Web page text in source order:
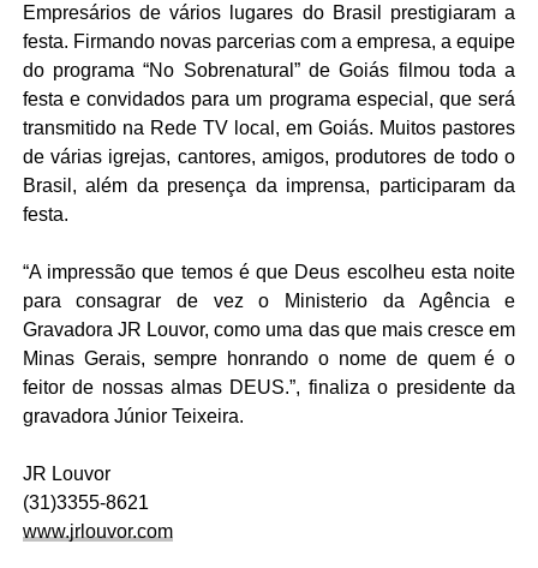
Empresários de vários lugares do Brasil prestigiaram a
festa. Firmando novas parcerias com a empresa, a equipe
do programa “No Sobrenatural” de Goiás filmou toda a
festa e convidados para um programa especial, que será
transmitido na Rede TV local, em Goiás. Muitos pastores
de várias igrejas, cantores, amigos, produtores de todo o
Brasil, além da presença da imprensa, participaram da
festa.
“A impressão que temos é que Deus escolheu esta noite
para consagrar de vez o Ministerio da Agência e
Gravadora JR Louvor, como uma das que mais cresce em
Minas Gerais, sempre honrando o nome de quem é o
feitor de nossas almas DEUS.”, finaliza o presidente da
gravadora Júnior Teixeira.
JR Louvor
(31)3355-8621
www.jrlouvor.com